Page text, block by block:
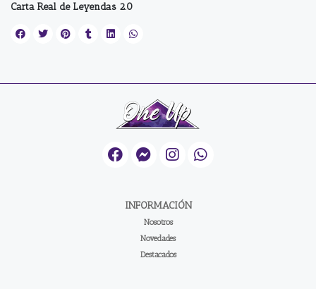
Carta Real de Leyendas 2.0
INFORMACIÓN
Nosotros
Novedades
Destacados